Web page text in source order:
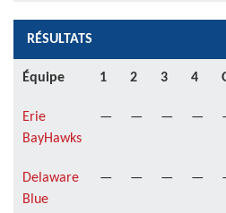
RÉSULTATS
Équipe 1 2 3 4
Erie
BayHawks
— — — —
Delaware
Blue
— — — —